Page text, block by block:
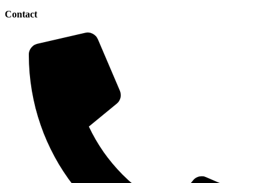
Contact